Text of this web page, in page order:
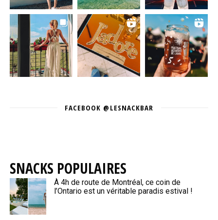
FACEBOOK @LESNACKBAR
SNACKS POPULAIRES
À 4h de route de Montréal, ce coin de
l’Ontario est un véritable paradis estival !